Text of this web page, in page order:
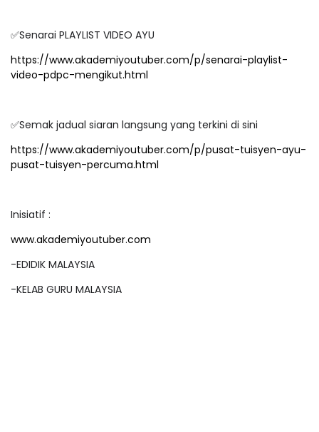
✅Senarai PLAYLIST VIDEO AYU
https://www.akademiyoutuber.com/p/senarai-playlist-
video-pdpc-mengikut.html
✅Semak jadual siaran langsung yang terkini di sini
https://www.akademiyoutuber.com/p/pusat-tuisyen-ayu-
pusat-tuisyen-percuma.html
Inisiatif :
www.akademiyoutuber.com
-EDIDIK MALAYSIA
-KELAB GURU MALAYSIA